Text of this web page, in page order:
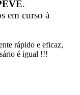
.
em curso à
rápido e eficaz,
é igual !!!